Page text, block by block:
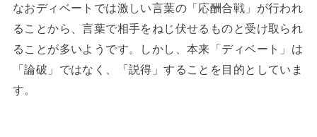
なおディベートでは激しい言葉の「応酬合戦」が行われ
ることから、言葉で相手をねじ伏せるものと受け取られ
ることが多いようです。しかし、本来「ディベート」は
「論破」ではなく、「説得」することを目的としていま
す。